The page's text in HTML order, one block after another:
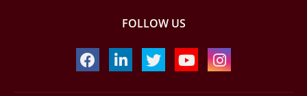
les contenus numériques, représente aujourd'hui environ 59 milliards
représente moins de 3 % d'un marché mondial évalué à près de 2000
milliards USD. L'écart est vertigineux, mais il constitue aussi, selon le
FOLLOW US